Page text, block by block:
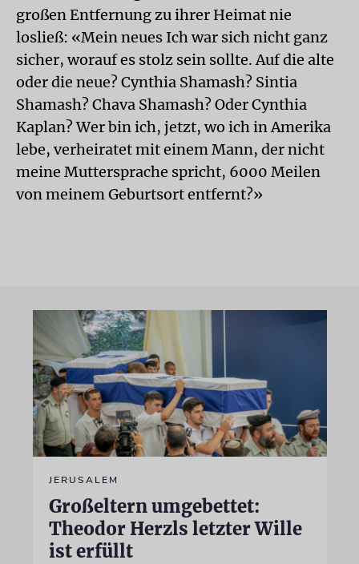
großen Entfernung zu ihrer Heimat nie
losließ: «Mein neues Ich war sich nicht ganz
sicher, worauf es stolz sein sollte. Auf die alte
oder die neue? Cynthia Shamash? Sintia
Shamash? Chava Shamash? Oder Cynthia
Kaplan? Wer bin ich, jetzt, wo ich in Amerika
lebe, verheiratet mit einem Mann, der nicht
meine Muttersprache spricht, 6000 Meilen
von meinem Geburtsort entfernt?»
JERUSALEM
Großeltern umgebettet:
Theodor Herzls letzter Wille
ist erfüllt